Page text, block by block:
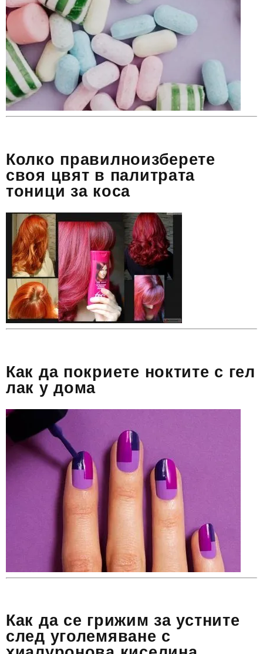
Колко правилноизберете
своя цвят в палитрата
тоници за коса
Как да покриете ноктите с гел
лак у дома
Как да се грижим за устните
след уголемяване с